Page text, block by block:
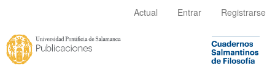
principal
Barra
lateral
Actual Entrar Registrarse